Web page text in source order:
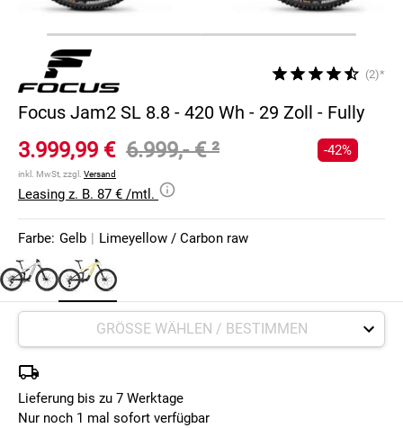
(2)*
Focus Jam2 SL 8.8 - 420 Wh - 29 Zoll - Fully
3.999,99 € 6.999,- €²
inkl. MwSt, zzgl. Versand
-42%
Leasing z. B. 87 € /mtl.
Farbe: Gelb | Limeyellow / Carbon raw
Lieferung bis zu 7 Werktage
Nur noch 1 mal sofort verfügbar